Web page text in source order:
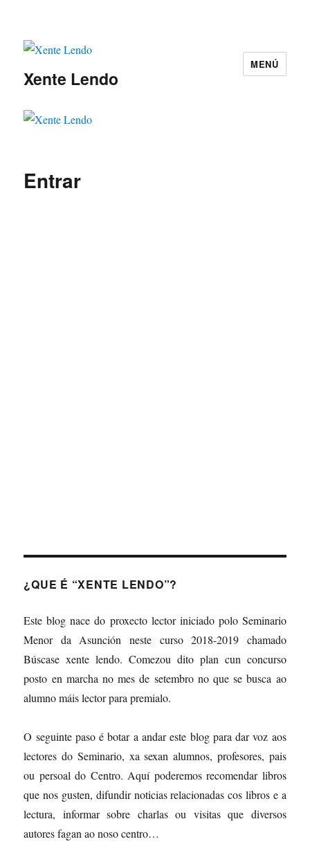
Xente Lendo
MENÚ
Entrar
¿QUE É “XENTE LENDO”?
Este blog nace do proxecto lector iniciado polo Seminario
Menor da Asunción neste curso 2018-2019 chamado
Búscase xente lendo. Comezou dito plan cun concurso
posto en marcha no mes de setembro no que se busca ao
alumno máis lector para premialo.
O seguinte paso é botar a andar este blog para dar voz aos
lectores do Seminario, xa sexan alumnos, profesores, pais
ou persoal do Centro. Aquí poderemos recomendar libros
que nos gusten, difundir noticias relacionadas cos libros e a
lectura, informar sobre charlas ou visitas que diversos
autores fagan ao noso centro…